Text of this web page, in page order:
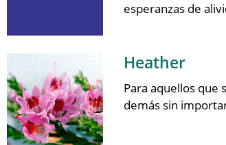
esperanzas de
Heather
Para aquellos que
demás sin